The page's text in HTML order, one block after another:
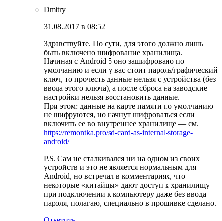
Dmitry
31.08.2017 в 08:52
Здравствуйте. По сути, для этого должно лишь
быть включено шифрование хранилища.
Начиная с Android 5 оно зашифровано по
умолчанию и если у вас стоит пароль/графический
ключ, то прочесть данные нельзя с устройства (без
ввода этого ключа), а после сброса на заводские
настройки нельзя восстановить данные.
При этом: данные на карте памяти по умолчанию
не шифруются, но начнут шифроваться если
включить ее во внутреннее хранилище — см.
https://remontka.pro/sd-card-as-internal-storage-
android/
P.S. Сам не сталкивался ни на одном из своих
устройств и это не является нормальным для
Android, но встречал в комментариях, что
некоторые «китайцы» дают доступ к хранилищу
при подключении к компьютеру даже без ввода
пароля, полагаю, специально в прошивке сделано.